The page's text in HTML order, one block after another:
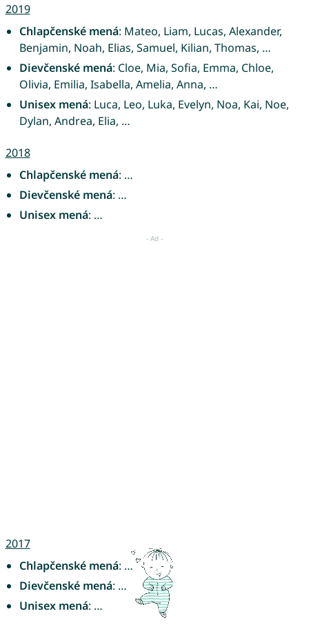
2019
Chlapčenské mená: Mateo, Liam, Lucas, Alexander,
Benjamin, Noah, Elias, Samuel, Kilian, Thomas, …
Dievčenské mená: Cloe, Mia, Sofia, Emma, Chloe,
Olivia, Emilia, Isabella, Amelia, Anna, …
Unisex mená: Luca, Leo, Luka, Evelyn, Noa, Kai, Noe,
Dylan, Andrea, Elia, …
2018
Chlapčenské mená: …
Dievčenské mená: …
Unisex mená: …
2017
Chlapčenské mená: …
Dievčenské mená: …
Unisex mená: …